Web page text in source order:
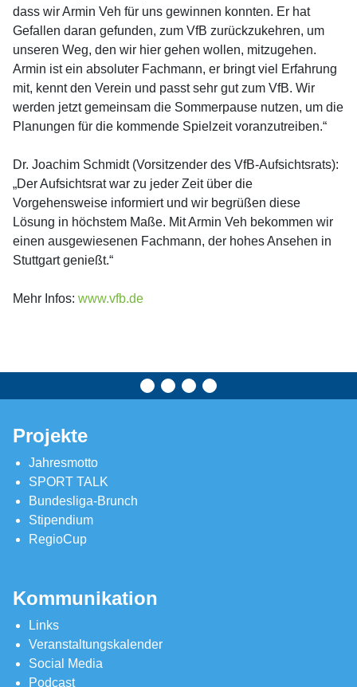
dass wir Armin Veh für uns gewinnen konnten. Er hat
Gefallen daran gefunden, zum VfB zurückzukehren, um
unseren Weg, den wir hier gehen wollen, mitzugehen.
Armin ist ein absoluter Fachmann, er bringt viel Erfahrung
mit, kennt den Verein und passt sehr gut zum VfB. Wir
werden jetzt gemeinsam die Sommerpause nutzen, um die
Planungen für die kommende Spielzeit voranzutreiben.“
Dr. Joachim Schmidt (Vorsitzender des VfB-Aufsichtsrats):
„Der Aufsichtsrat war zu jeder Zeit über die
Vorgehensweise informiert und wir begrüßen diese
Lösung in höchstem Maße. Mit Armin Veh bekommen wir
einen ausgewiesenen Fachmann, der hohes Ansehen in
Stuttgart genießt.“
Mehr Infos: www.vfb.de
Projekte
Jahresmotto
SPORT TALK
Bundesliga-Brunch
Stipendium
RegioCup
Kommunikation
Links
Veranstaltungskalender
Social Media
Podcast